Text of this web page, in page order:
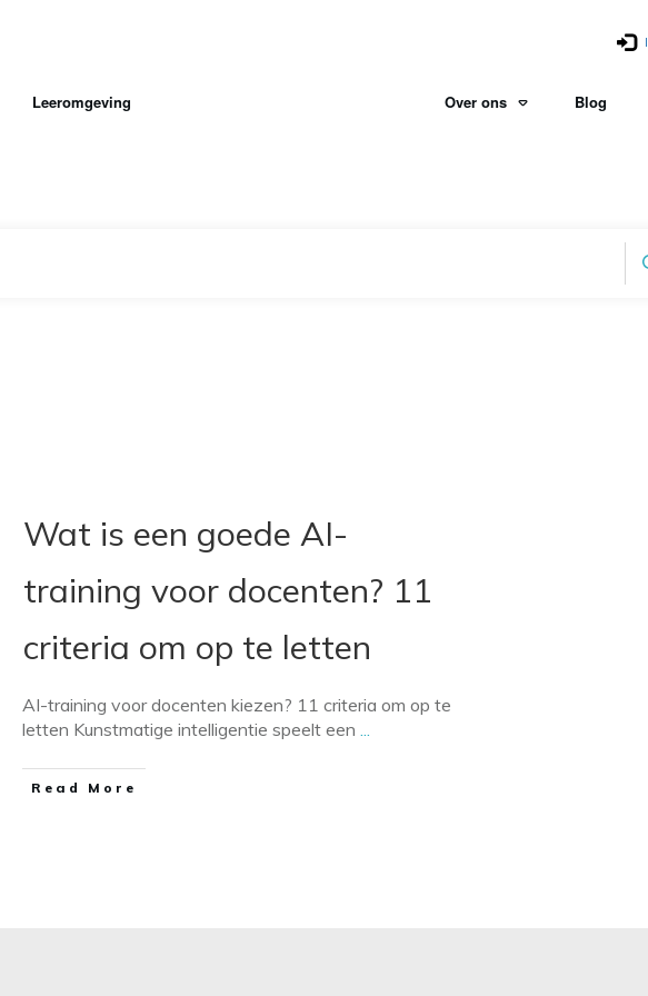
Leeromgeving Over ons Blog
Wat is een goede AI-
training voor docenten? 11
criteria om op te letten
AI-training voor docenten kiezen? 11 criteria om op te
letten Kunstmatige intelligentie speelt een...
​Read More